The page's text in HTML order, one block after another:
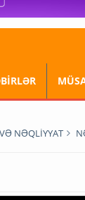
NƏQLİYYAT